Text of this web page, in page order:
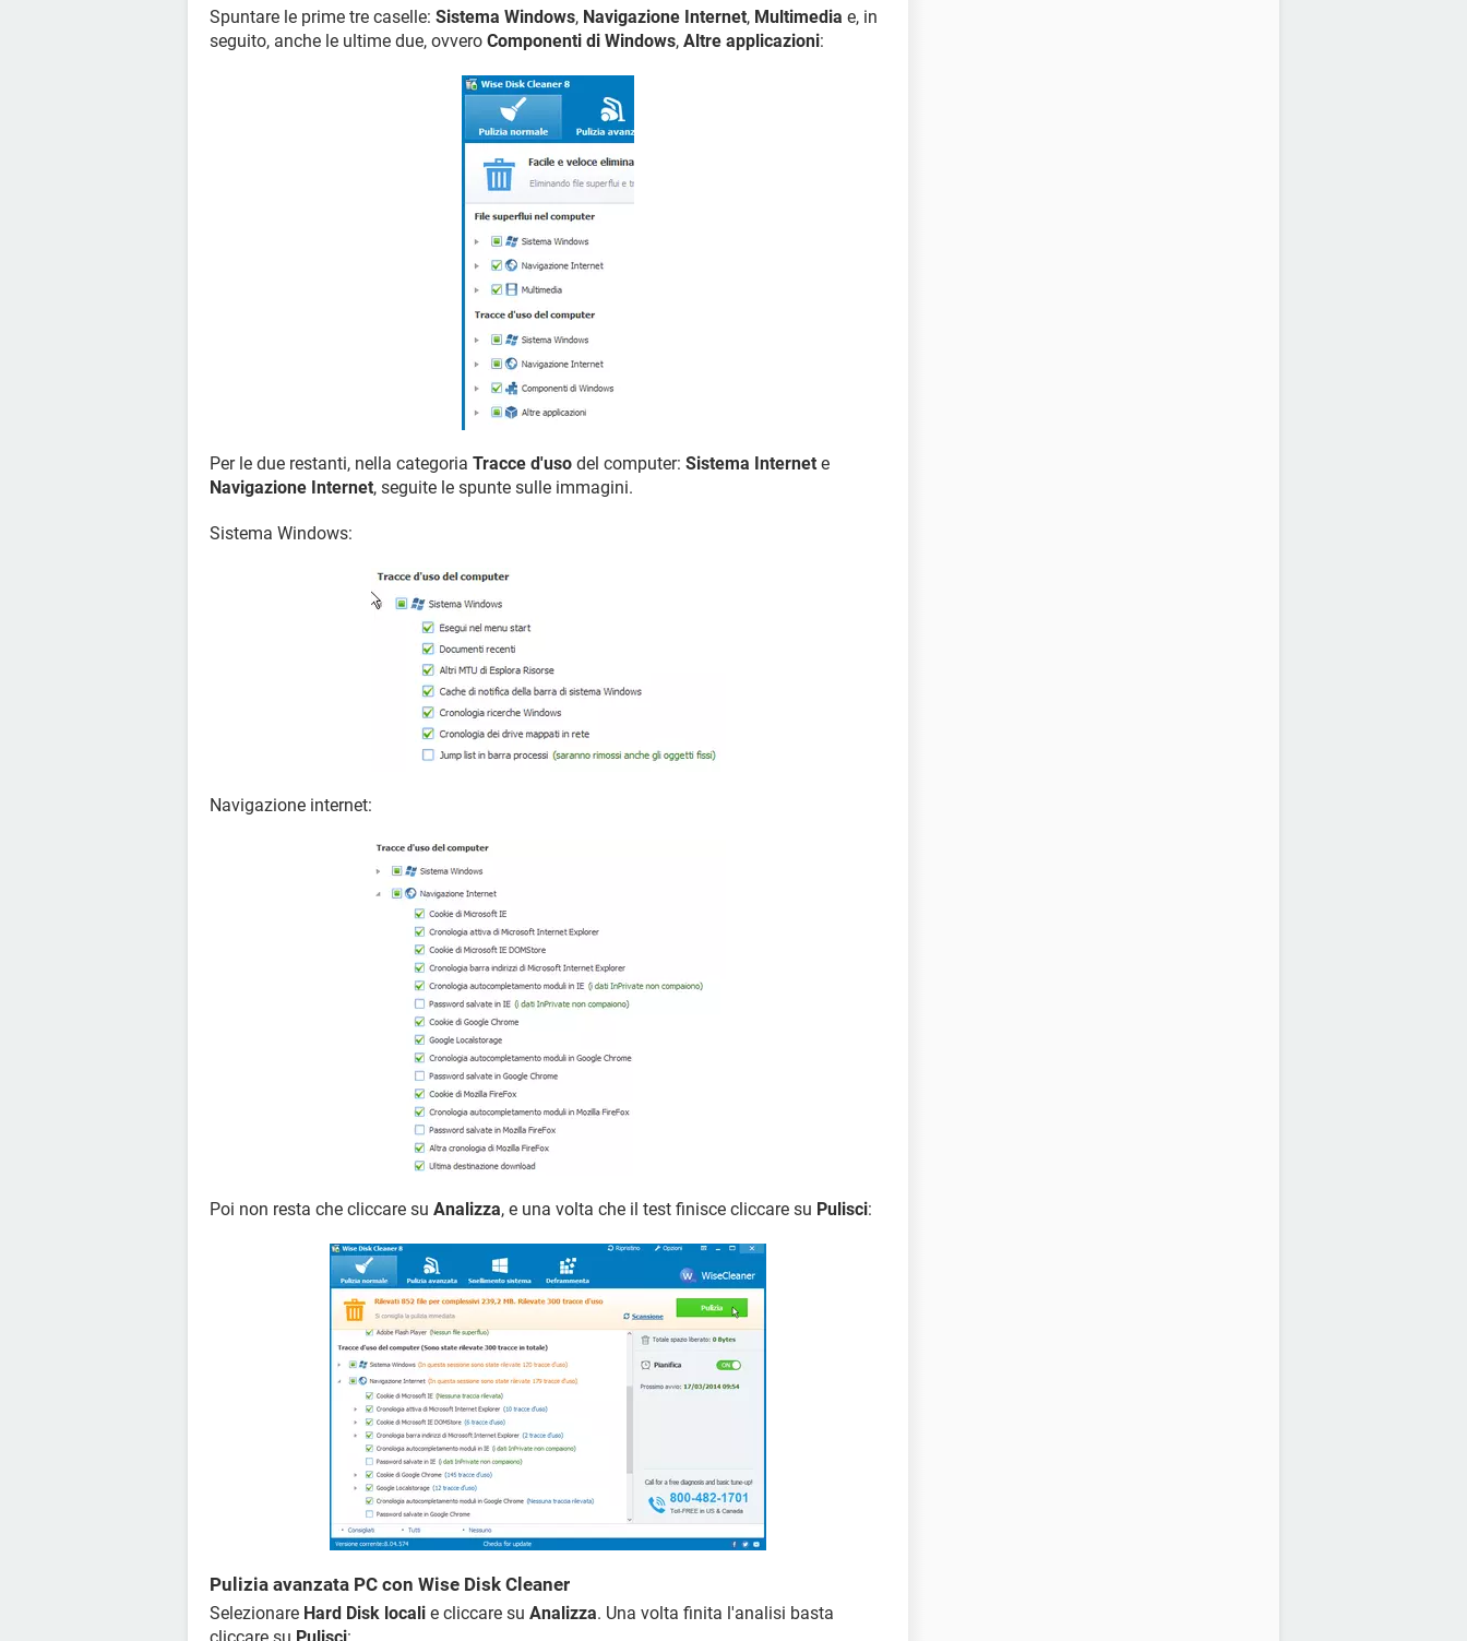
Spuntare le prime tre caselle: Sistema Windows, Navigazione Internet, Multimedia e, in
seguito, anche le ultime due, ovvero Componenti di Windows, Altre applicazioni:
Per le due restanti, nella categoria Tracce d'uso del computer: Sistema Internet e
Navigazione Internet, seguite le spunte sulle immagini.
Sistema Windows:
Navigazione internet:
Poi non resta che cliccare su Analizza, e una volta che il test finisce cliccare su Pulisci:
Pulizia avanzata PC con Wise Disk Cleaner
Selezionare Hard Disk locali e cliccare su Analizza. Una volta finita l'analisi basta